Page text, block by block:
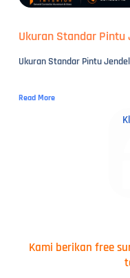
Ukuran Standar Pintu
Ukuran Standar Pintu
Read More
Kami berikan free